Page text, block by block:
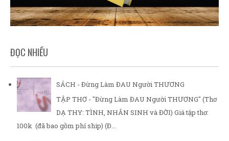
ĐỌC NHIỀU
SÁCH - Đừng Làm ĐAU Người THƯƠNG
TẬP THƠ - "Đừng Làm ĐAU Người THƯƠNG" (Thơ
DẠ THY: TÌNH, NHÂN SINH và ĐỜI) Giá tập thơ:
100k (đã bao gồm phí ship) (Đ...